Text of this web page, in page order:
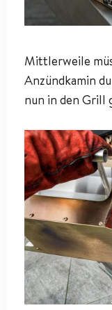
Mittlerweile
Anzündkamin
nun in den Grill